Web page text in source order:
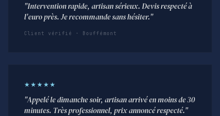
"Intervention rapide, artisan sérieux. Devis respecté à
l'euro près. Je recommande sans hésiter."
Client vérifié · Bouffémont
★★★★★
"Appelé le dimanche soir, artisan arrivé en moins de 30
minutes. Très professionnel, prix annoncé respecté."